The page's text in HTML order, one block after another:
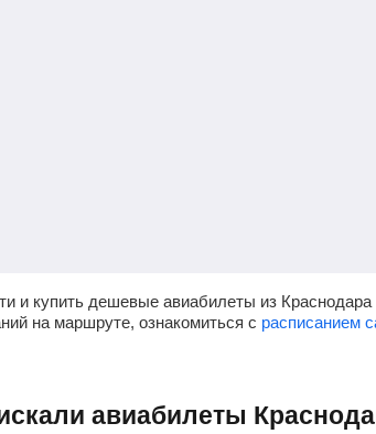
и купить дешевые авиабилеты из
на маршруте, ознакомиться с расписанием